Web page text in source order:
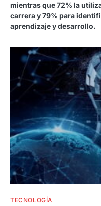
mientras que 72% la
carrera y 79% para
aprendizaje y desarrollo.
TECNOLOGÍA